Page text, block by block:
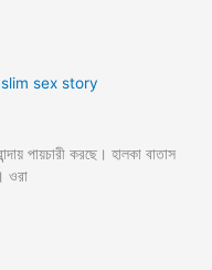
sex story
পায়চারী করছে। হালকা বাতাস
ওরা